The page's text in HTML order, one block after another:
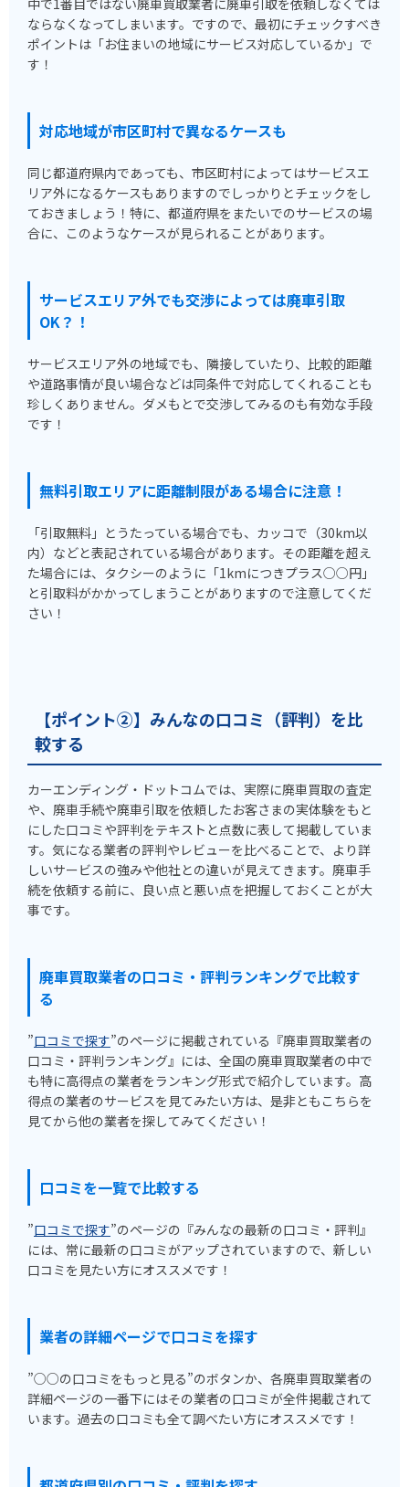
中で1番目ではない廃車買取業者に廃車引取を依頼しなくては
ならなくなってしまいます。ですので、最初にチェックすべき
ポイントは「お住まいの地域にサービス対応しているか」で
す！
対応地域が市区町村で異なるケースも
同じ都道府県内であっても、市区町村によってはサービスエ
リア外になるケースもありますのでしっかりとチェックをし
ておきましょう！特に、都道府県をまたいでのサービスの場
合に、このようなケースが見られることがあります。
サービスエリア外でも交渉によっては廃車引取
OK？！
サービスエリア外の地域でも、隣接していたり、比較的距離
や道路事情が良い場合などは同条件で対応してくれることも
珍しくありません。ダメもとで交渉してみるのも有効な手段
です！
無料引取エリアに距離制限がある場合に注意！
「引取無料」とうたっている場合でも、カッコで（30km以
内）などと表記されている場合があります。その距離を超え
た場合には、タクシーのように「1kmにつきプラス○○円」
と引取料がかかってしまうことがありますので注意してくだ
さい！
【ポイント②】みんなの口コミ（評判）を比
較する
カーエンディング・ドットコムでは、実際に廃車買取の査定
や、廃車手続や廃車引取を依頼したお客さまの実体験をもと
にした口コミや評判をテキストと点数に表して掲載していま
す。気になる業者の評判やレビューを比べることで、より詳
しいサービスの強みや他社との違いが見えてきます。廃車手
続を依頼する前に、良い点と悪い点を把握しておくことが大
事です。
廃車買取業者の口コミ・評判ランキングで比較す
る
”口コミで探す”のページに掲載されている『廃車買取業者の
口コミ・評判ランキング』には、全国の廃車買取業者の中で
も特に高得点の業者をランキング形式で紹介しています。高
得点の業者のサービスを見てみたい方は、是非ともこちらを
見てから他の業者を探してみてください！
口コミを一覧で比較する
”口コミで探す”のページの『みんなの最新の口コミ・評判』
には、常に最新の口コミがアップされていますので、新しい
口コミを見たい方にオススメです！
業者の詳細ページで口コミを探す
”○○の口コミをもっと見る”のボタンか、各廃車買取業者の
詳細ページの一番下にはその業者の口コミが全件掲載されて
います。過去の口コミも全て調べたい方にオススメです！